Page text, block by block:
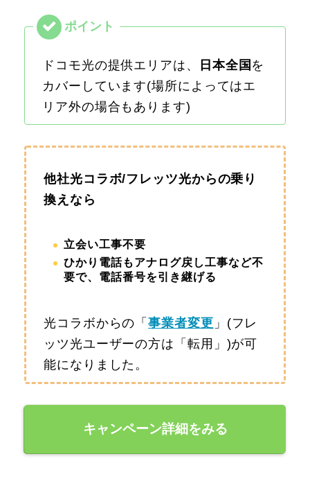
ドコモ光の提供エリアは、 日本全国 を
カバーしています(場所によってはエ
リア外の場合もあります)
他社光コラボ/フレッツ光からの乗り
換えなら
立会い工事不要
ひかり電話もアナログ戻し工事など不
要で、電話番号を引き継げる
光コラボからの「事業者変更 」(フレ
ッツ光ユーザーの方は「転用」)が可
能になりました。
キャンペーン詳細をみる